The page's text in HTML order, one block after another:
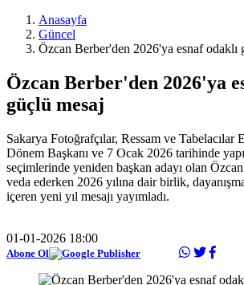
Anasayfa
Güncel
Özcan Berber'den 2026'ya esnaf odaklı
Özcan Berber'den 2026'ya
güçlü mesaj
Sakarya Fotoğrafçılar, Ressam ve Tabelacılar
Dönem Başkanı ve 7 Ocak 2026 tarihinde
seçimlerinde yeniden başkan adayı olan
veda ederken 2026 yılına dair birlik,
içeren yeni yıl mesajı yayımladı.
01-01-2026 18:00
Abone Ol